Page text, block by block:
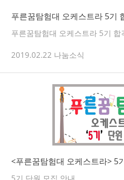
푸른꿈탐험대 오케스트라 5기
푸른꿈탐험대 오케스트라 5기 합
2019.02.22 나눔소식
<푸른꿈탐험대 오케스트라> 5
5기 단원 모집 안내